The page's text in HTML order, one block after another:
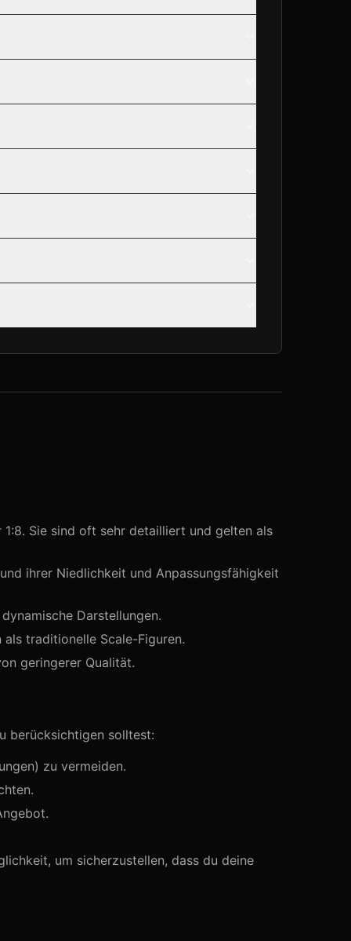
Sie sind oft sehr detailliert und gelten als
ihrer Niedlichkeit und Anpassungsfähigkeit
Darstellungen.
traditionelle Scale-Figuren.
geringerer Qualität.
berücksichtigen solltest:
zu vermeiden.
um sicherzustellen, dass du deine